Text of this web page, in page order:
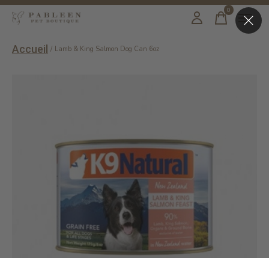
0items
Accueil / Lamb & King Salmon Dog Can 6oz